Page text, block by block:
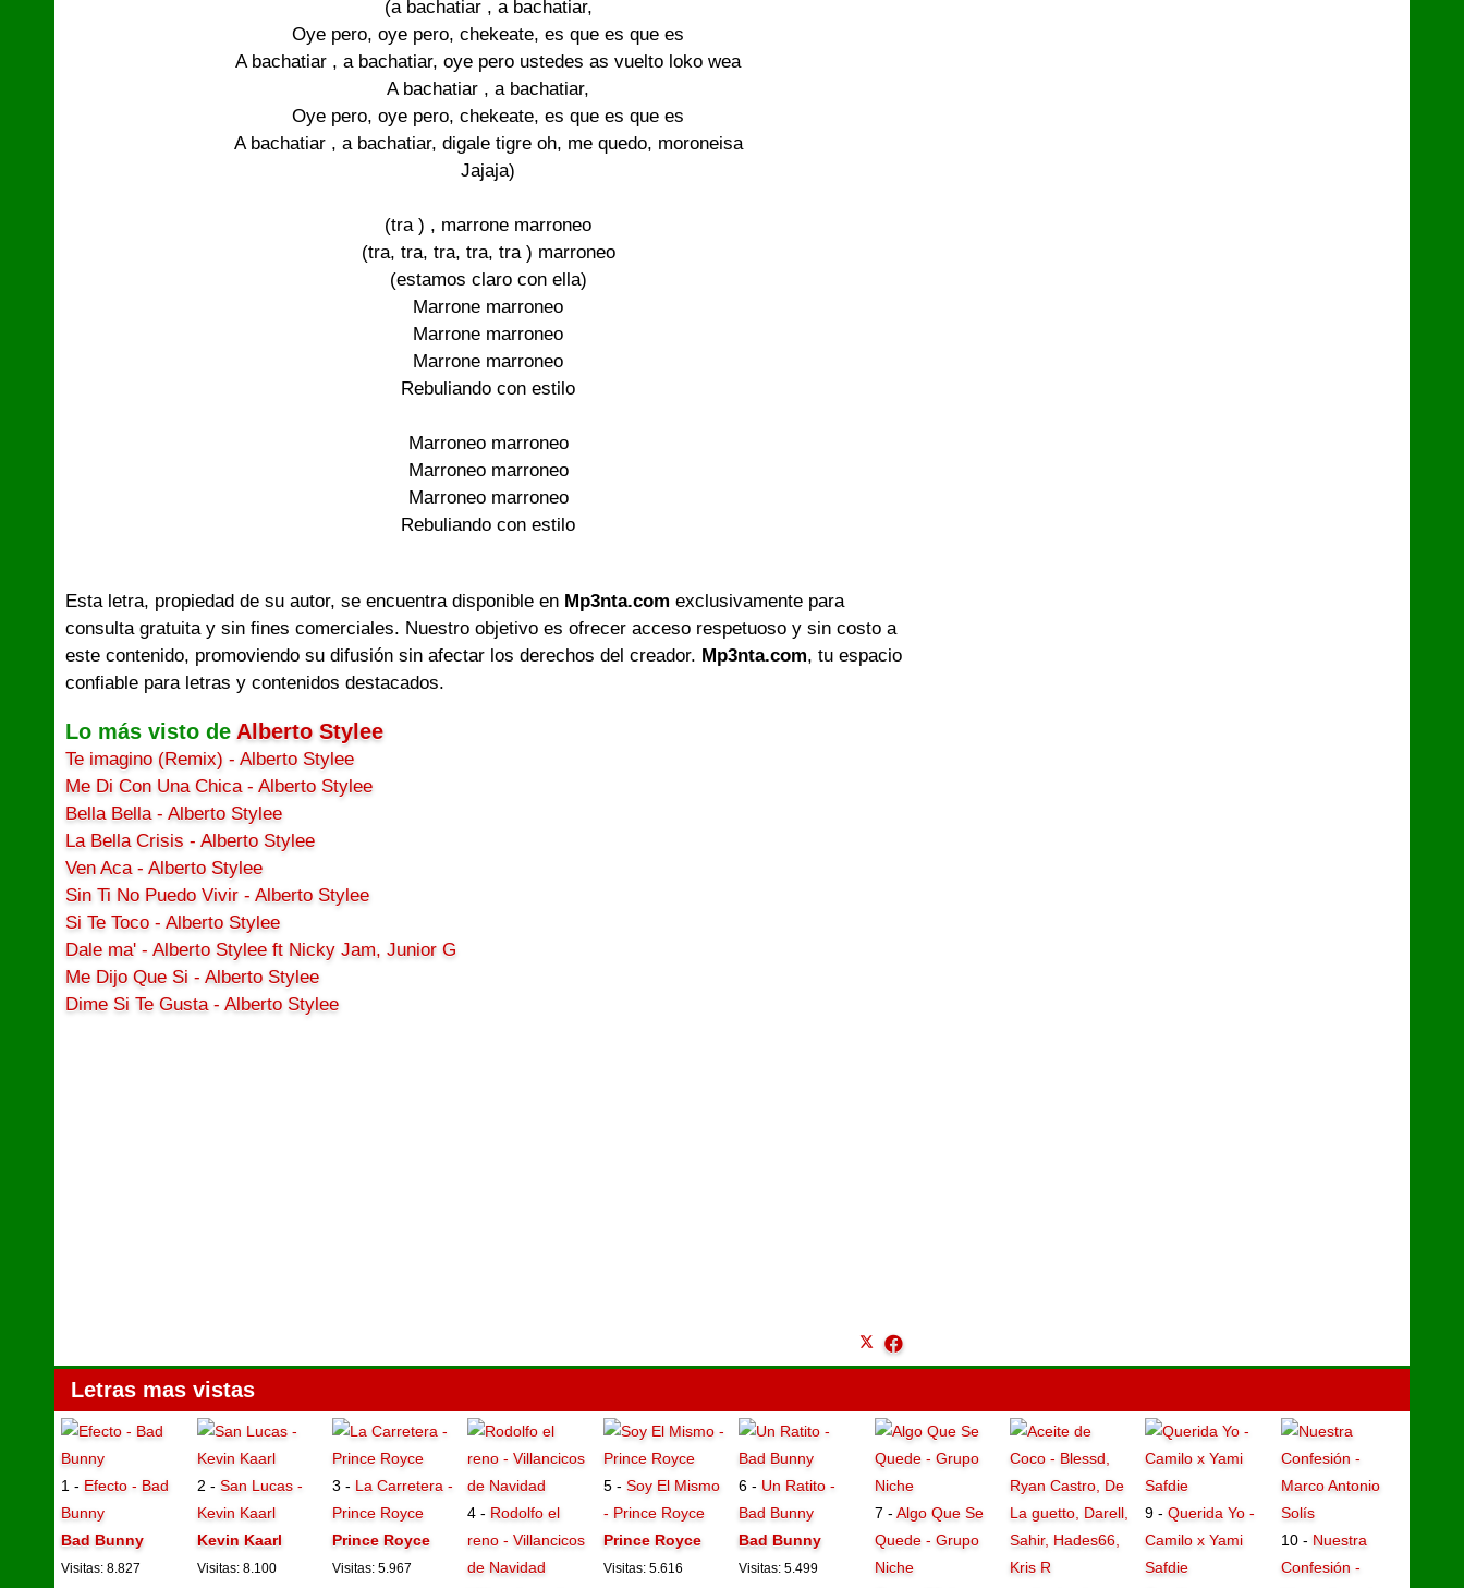
(a bachatiar , a bachatiar,
Oye pero, oye pero, chekeate, es que es que es
A bachatiar , a bachatiar, oye pero ustedes as vuelto loko wea
A bachatiar , a bachatiar,
Oye pero, oye pero, chekeate, es que es que es
A bachatiar , a bachatiar, digale tigre oh, me quedo, moroneisa
Jajaja)
(tra ) , marrone marroneo
(tra, tra, tra, tra, tra ) marroneo
(estamos claro con ella)
Marrone marroneo
Marrone marroneo
Marrone marroneo
Rebuliando con estilo
Marroneo marroneo
Marroneo marroneo
Marroneo marroneo
Rebuliando con estilo
Esta letra, propiedad de su autor, se encuentra disponible en Mp3nta.com exclusivamente para
consulta gratuita y sin fines comerciales. Nuestro objetivo es ofrecer acceso respetuoso y sin costo a
este contenido, promoviendo su difusión sin afectar los derechos del creador. Mp3nta.com, tu espacio
confiable para letras y contenidos destacados.
Lo más visto de Alberto Stylee
Te imagino (Remix) - Alberto Stylee
Me Di Con Una Chica - Alberto Stylee
Bella Bella - Alberto Stylee
La Bella Crisis - Alberto Stylee
Ven Aca - Alberto Stylee
Sin Ti No Puedo Vivir - Alberto Stylee
Si Te Toco - Alberto Stylee
Dale ma' - Alberto Stylee ft Nicky Jam, Junior G
Me Dijo Que Si - Alberto Stylee
Dime Si Te Gusta - Alberto Stylee
Letras mas vistas
1 - Efecto - Bad
Bunny
Bad Bunny
Visitas: 8.827
2 - San Lucas -
Kevin Kaarl
Kevin Kaarl
Visitas: 8.100
3 - La Carretera -
Prince Royce
Prince Royce
Visitas: 5.967
4 - Rodolfo el
reno - Villancicos
de Navidad
5 - Soy El Mismo
- Prince Royce
Prince Royce
Visitas: 5.616
6 - Un Ratito -
Bad Bunny
Bad Bunny
Visitas: 5.499
7 - Algo Que Se
Quede - Grupo
Niche
9 -Querida Yo -
Camilo x Yami
Safdie
10 - Nuestra
Confesión -